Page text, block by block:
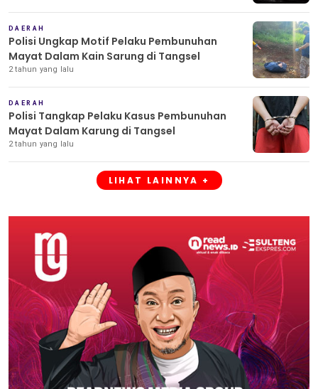
DAERAH
Polisi Ungkap Motif Pelaku Pembunuhan
Mayat Dalam Kain Sarung di Tangsel
2 tahun yang lalu
DAERAH
Polisi Tangkap Pelaku Kasus Pembunuhan
Mayat Dalam Karung di Tangsel
2 tahun yang lalu
LIHAT LAINNYA +